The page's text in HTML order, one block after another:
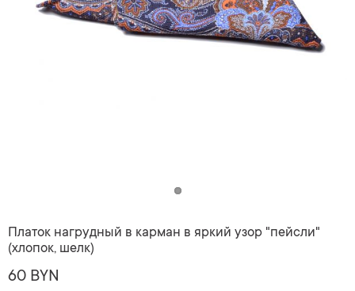
Платок нагрудный в карман в яркий узор "пейсли"
(хлопок, шелк)
60 BYN